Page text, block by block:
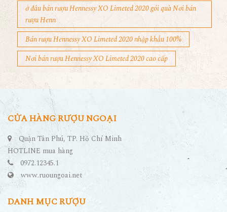
ở đâu bán rượu Hennessy XO Limeted 2020 gói quà Nơi bán
rượu Henn
Bán rượu Hennessy XO Limeted 2020 nhập khẩu 100%
Nơi bán rượu Hennessy XO Limeted 2020 cao cấp
CỬA HÀNG RƯỢU NGOẠI
Quận Tân Phú, TP. Hồ Chí Minh
HOTLINE mua hàng
0972.12345.1
www.ruoungoai.net
DANH MỤC RƯỢU